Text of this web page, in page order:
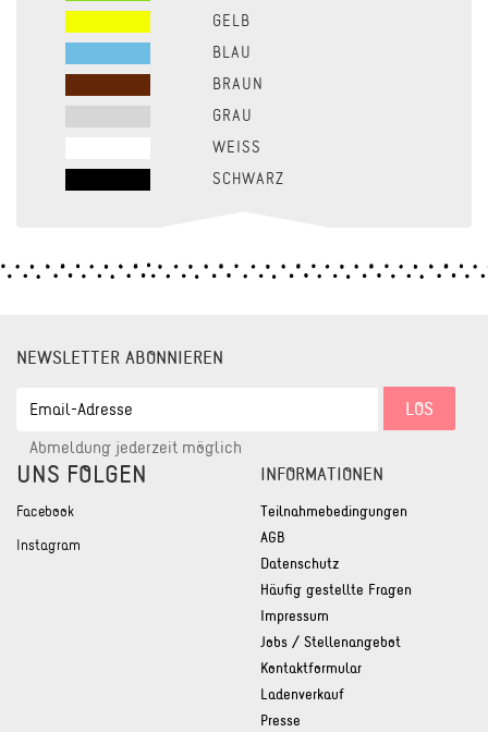
GELB
BLAU
BRAUN
GRAU
WEISS
SCHWARZ
NEWSLETTER ABONNIEREN
ADRESSE
LOS
Abmeldung jederzeit möglich
UNS FOLGEN
Facebook
Instagram
INFORMATIONEN
Teilnahmebedingungen
AGB
Datenschutz
Häufig gestellte Fragen
Impressum
Jobs / Stellenangebot
Kontaktformular
Ladenverkauf
Presse